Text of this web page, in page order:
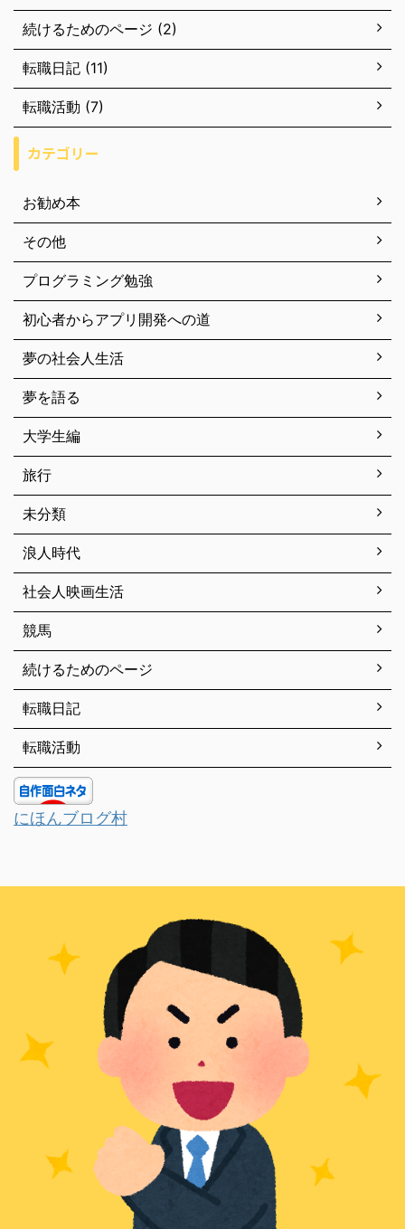
続けるためのページ (2)
転職日記 (11)
転職活動 (7)
カテゴリー
お勧め本
その他
プログラミング勉強
初心者からアプリ開発への道
夢の社会人生活
夢を語る
大学生編
旅行
未分類
浪人時代
社会人映画生活
競馬
続けるためのページ
転職日記
転職活動
にほんブログ村